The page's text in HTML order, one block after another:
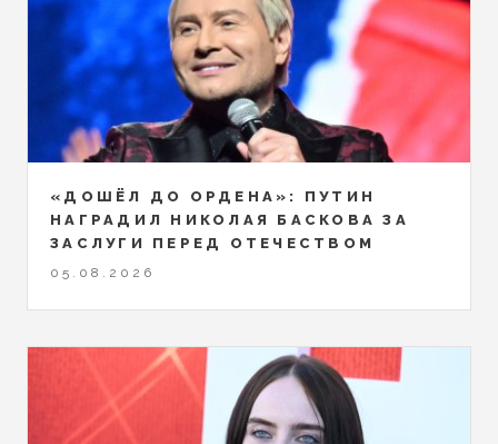
«ДОШЁЛ ДО ОРДЕНА»: ПУТИН
НАГРАДИЛ НИКОЛАЯ БАСКОВА ЗА
ЗАСЛУГИ ПЕРЕД ОТЕЧЕСТВОМ
05.08.2026